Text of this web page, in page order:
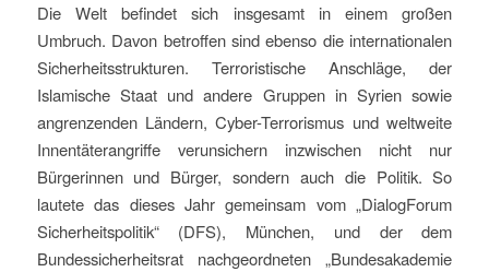
Die Welt befindet sich insgesamt in einem großen
Umbruch. Davon betroffen sind ebenso die internationalen
Sicherheitsstrukturen. Terroristische Anschläge, der
Islamische Staat und andere Gruppen in Syrien sowie
angrenzenden Ländern, Cyber-Terrorismus und weltweite
Innentäterangriffe verunsichern inzwischen nicht nur
Bürgerinnen und Bürger, sondern auch die Politik. So
lautete das dieses Jahr gemeinsam vom „DialogForum
Sicherheitspolitik“ (DFS), München, und der dem
Bundessicherheitsrat nachgeordneten „Bundesakademie